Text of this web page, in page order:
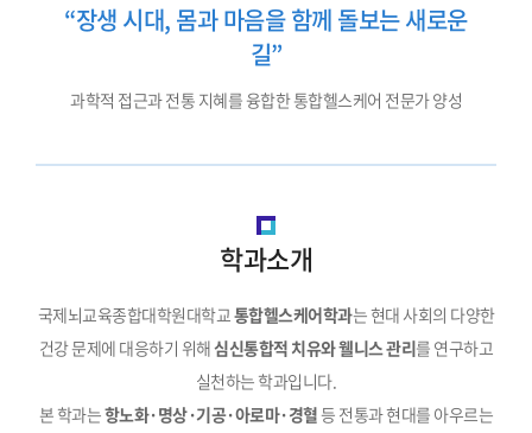
“장생 시대, 몸과 마음을 함께 돌보는 새로운
길”
과학적 접근과 전통 지혜를 융합한 통합헬스케어 전문가 양성
학과소개
국제뇌교육종합대학원대학교 통합헬스케어학과는 현대 사회의 다양한
건강 문제에 대응하기 위해심신통합적 치유와 웰니스 관리를 연구하고
실천하는 학과입니다.
본 학과는항노화·명상·기공·아로마·경혈등 전통과 현대를 아우르는